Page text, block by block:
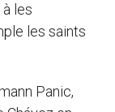
les
les saints
Panic,